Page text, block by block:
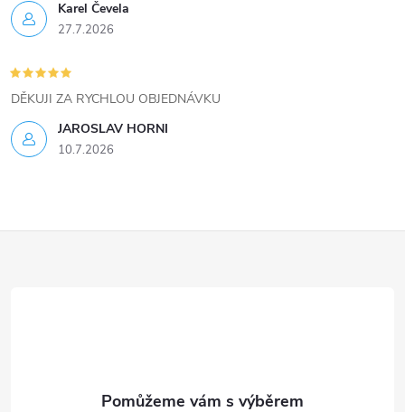
Karel Čevela
27.7.2026
JAROSLAV HORNI
10.7.2026
DĚKUJI ZA RYCHLOU OBJEDNÁVKU